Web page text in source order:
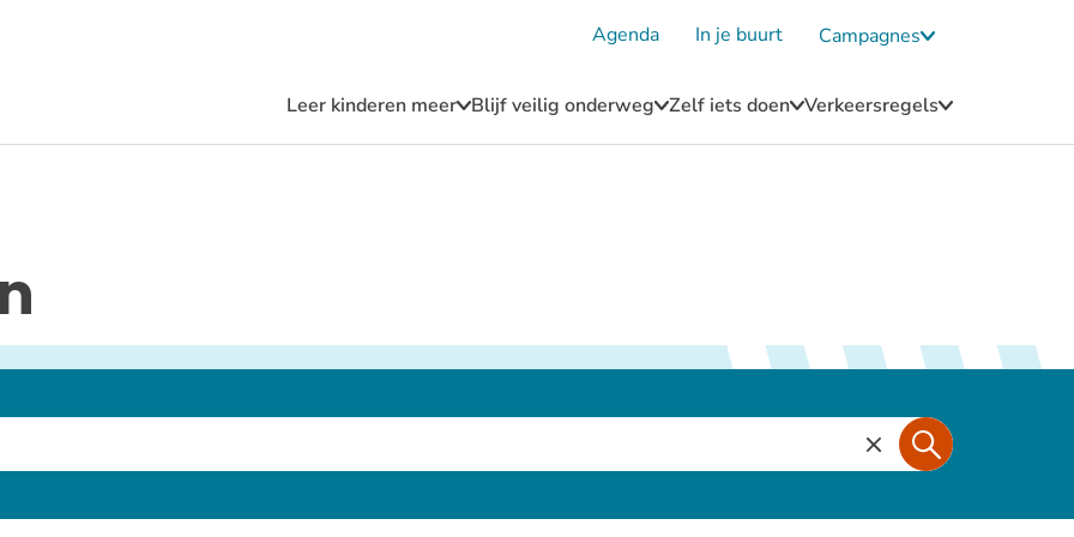
Leer kinderen meer Submenu
Leer
Blijf veilig onderweg Submenu
Blijf
Zelf iets doen Submenu
Zelf
Verkeersregels Submenu
Agenda In je buurt Campagnes Submenu